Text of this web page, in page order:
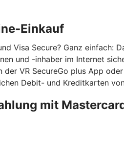
Einkauf
Visa Secure? Ganz einfach:
und -inhaber im Internet
VR SecureGo plus App
Debit- und Kreditkarten
mit